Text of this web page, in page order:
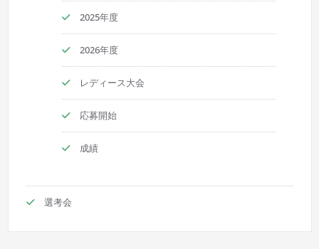
2025年度
2026年度
レディース大会
応募開始
成績
選考会